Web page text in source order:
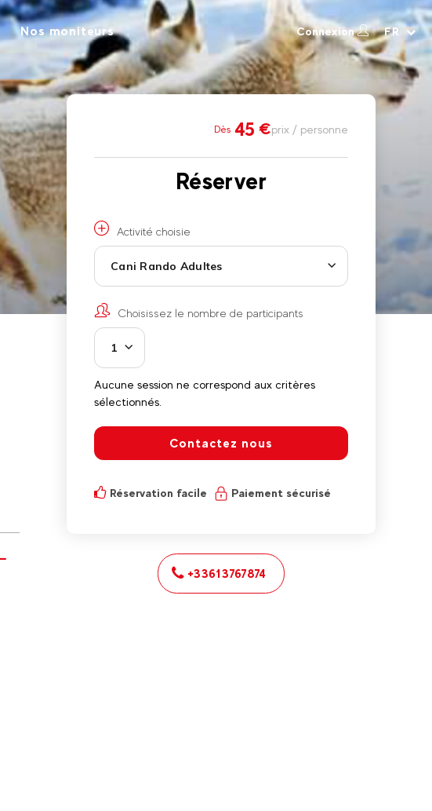
Nos moniteurs Connexion FR
Dès 45 €prix / personne
Réserver
Activité choisie
Cani Rando Adultes
Choisissez le nombre de participants
1
Aucune session ne correspond aux critères
sélectionnés.
Contactez nous
Réservation facile Paiement sécurisé
+33613767874